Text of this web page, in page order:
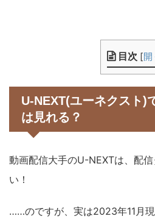
目次 [開
U-NEXT(ユーネクスト)
は見れる？
動画配信大手のU-NEXTは、配
い！
……のですが、実は2023年11月現